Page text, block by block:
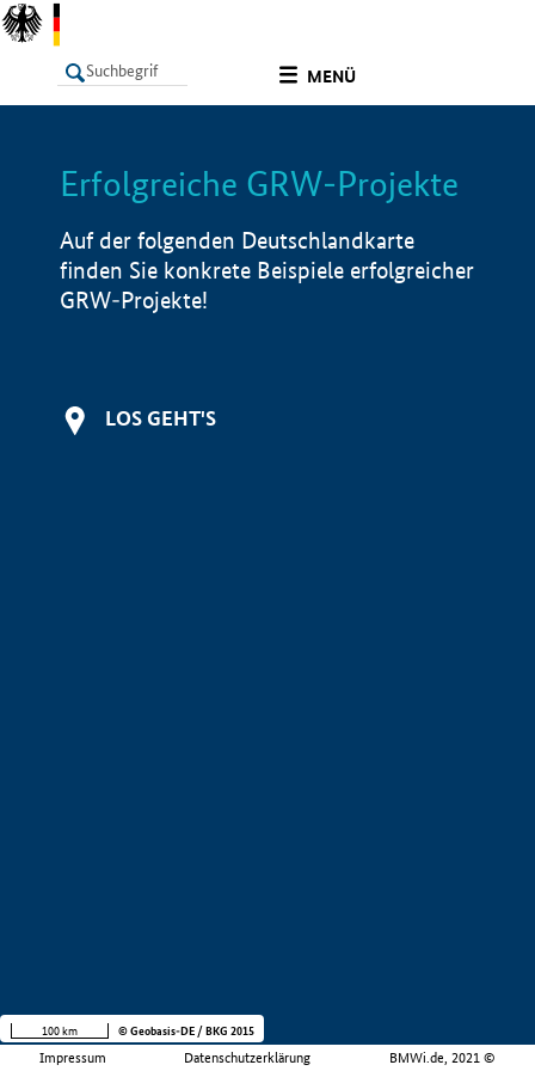
MENÜ
LISTE Info
Erfolgreiche GRW-Projekte
Auf der folgenden Deutschlandkarte
finden Sie konkrete Beispiele erfolgreicher
GRW-Projekte!
LOS GEHT'S
Impressum Datenschutzerklärung BMWi.de, 2021 ©
100 km © Geobasis-DE / BKG 2015